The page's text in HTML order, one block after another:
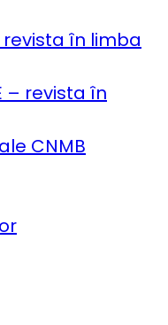
revista în limba
– revista în
CNMB